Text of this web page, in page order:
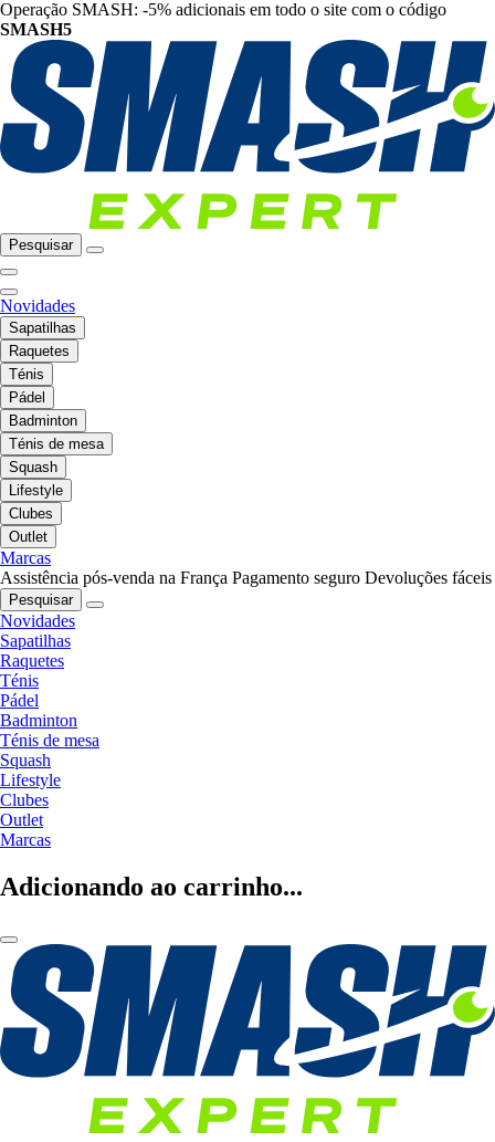
Operação SMASH: -5% adicionais em todo o site com o código
SMASH5
Pesquisar
Novidades
Sapatilhas
Raquetes
Ténis
Pádel
Badminton
Ténis de mesa
Squash
Lifestyle
Clubes
Outlet
Marcas
Assistência pós-venda na França Pagamento seguro Devoluções fáceis
Pesquisar
Novidades
Sapatilhas
Raquetes
Ténis
Pádel
Badminton
Ténis de mesa
Squash
Lifestyle
Clubes
Outlet
Marcas
Adicionando ao carrinho...